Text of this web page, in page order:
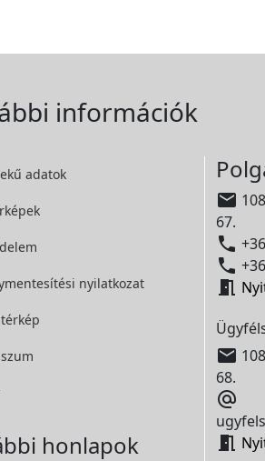
információk
adatok
nyilatkozat
honlapok

67.




68.

